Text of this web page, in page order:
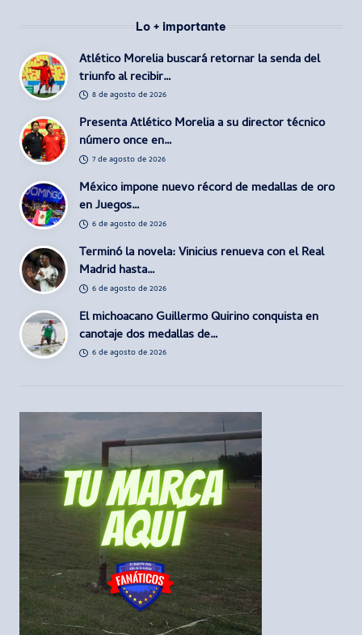
Lo + importante
Atlético Morelia buscará retornar la senda del
triunfo al recibir…
8 de agosto de 2026
Presenta Atlético Morelia a su director técnico
número once en…
7 de agosto de 2026
México impone nuevo récord de medallas de oro
en Juegos…
6 de agosto de 2026
Terminó la novela: Vinicius renueva con el Real
Madrid hasta…
6 de agosto de 2026
El michoacano Guillermo Quirino conquista en
canotaje dos medallas de…
6 de agosto de 2026